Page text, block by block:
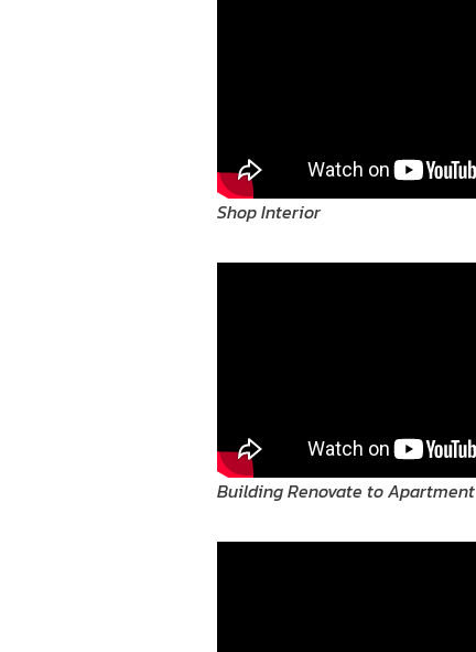
Shop Interior
Building Renovate to Apartment